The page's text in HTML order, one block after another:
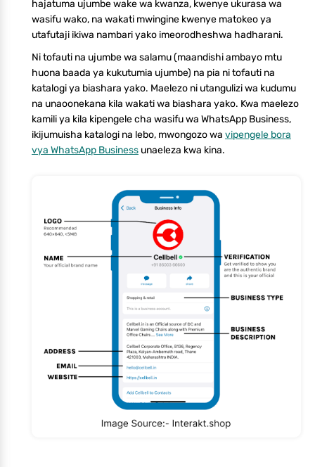
hajatuma ujumbe wake wa kwanza, kwenye ukurasa wa
wasifu wako, na wakati mwingine kwenye matokeo ya
utafutaji ikiwa nambari yako imeorodheshwa hadharani.
Ni tofauti na ujumbe wa salamu (maandishi ambayo mtu
huona baada ya kukutumia ujumbe) na pia ni tofauti na
katalogi ya biashara yako. Maelezo ni utangulizi wa kudumu
na unaoonekana kila wakati wa biashara yako. Kwa maelezo
kamili ya kila kipengele cha wasifu wa WhatsApp Business,
ikijumuisha katalogi na lebo, mwongozo wa vipengele bora
vya WhatsApp Business unaeleza kwa kina.